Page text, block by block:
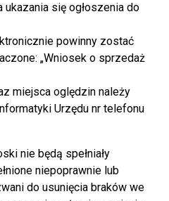
ukazania się ogłoszenia do
powinny zostać
„Wniosek o sprzedaż
miejsca oględzin należy
Urzędu nr telefonu
nie będą spełniały
niepoprawnie lub
do usunięcia braków we